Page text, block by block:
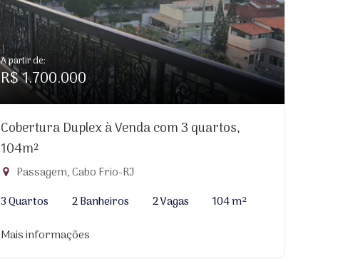
A partir de:
R$ 1.700.000
Cobertura Duplex à Venda com 3 quartos,
104m²
Passagem, Cabo Frio-RJ
3 Quartos
2 Banheiros 2 Vagas
104 m²
Mais informações